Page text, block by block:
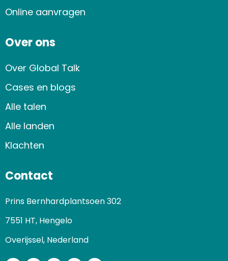
Online aanvragen
Over ons
Over Global Talk
Cases en blogs
Alle talen
Alle landen
Klachten
Contact
Prins Bernhardplantsoen 302
7551 HT, Hengelo
Overijssel, Nederland